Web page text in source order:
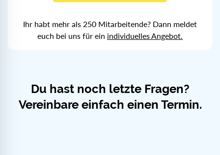
Ihr habt mehr als 250 Mitarbeitende? Dann meldet
euch bei uns für ein individuelles Angebot.
Du hast noch letzte Fragen?
Vereinbare einfach einen Termin.